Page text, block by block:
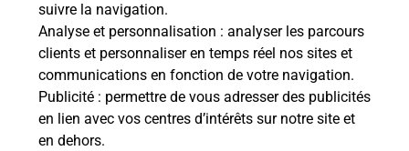
suivre la navigation.
Analyse et personnalisation : analyser les parcours
clients et personnaliser en temps réel nos sites et
communications en fonction de votre navigation.
Publicité : permettre de vous adresser des publicités
en lien avec vos centres d’intérêts sur notre site et
en dehors.
8 Rue Du Fort Belin
39110 Clucy
Itinéraire